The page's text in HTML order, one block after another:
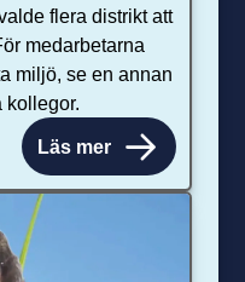
flera distrikt att
medarbetarna
miljö, se en annan
kollegor.
Läs mer